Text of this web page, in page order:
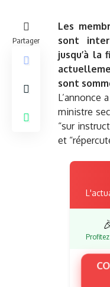
Partager
Les
sont
jusqu’à la
sont
L’annonce
ministre
“sur
et